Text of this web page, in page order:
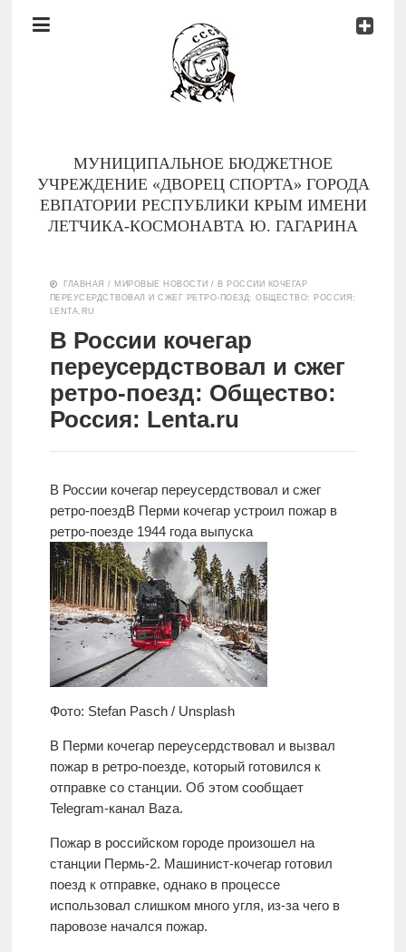
Документы
МУНИЦИПАЛЬНОЕ БЮДЖЕТНОЕ
УЧРЕЖДЕНИЕ «ДВОРЕЦ СПОРТА» ГОРОДА
ЕВПАТОРИИ РЕСПУБЛИКИ КРЫМ ИМЕНИ
ЛЕТЧИКА-КОСМОНАВТА Ю. ГАГАРИНА
Тренеры
Контакты
О
нас
Версия для
слабовидящих
ГЛАВНАЯ / МИРОВЫЕ НОВОСТИ / В РОССИИ КОЧЕГАР
ПЕРЕУСЕРДСТВОВАЛ И СЖЕГ РЕТРО-ПОЕЗД: ОБЩЕСТВО: РОССИЯ:
LENTA.RU
В России кочегар
переусердствовал и сжег
ретро-поезд: Общество:
Россия: Lenta.ru
В России кочегар переусердствовал и сжег
ретро-поездВ Перми кочегар устроил пожар в
ретро-поезде 1944 года выпуска
Фото: Stefan Pasch / Unsplash
В Перми кочегар переусердствовал и вызвал
пожар в ретро-поезде, который готовился к
отправке со станции. Об этом сообщает
Telegram-канал Baza.
Пожар в российском городе произошел на
станции Пермь-2. Машинист-кочегар готовил
поезд к отправке, однако в процессе
использовал слишком много угля, из-за чего в
паровозе начался пожар.